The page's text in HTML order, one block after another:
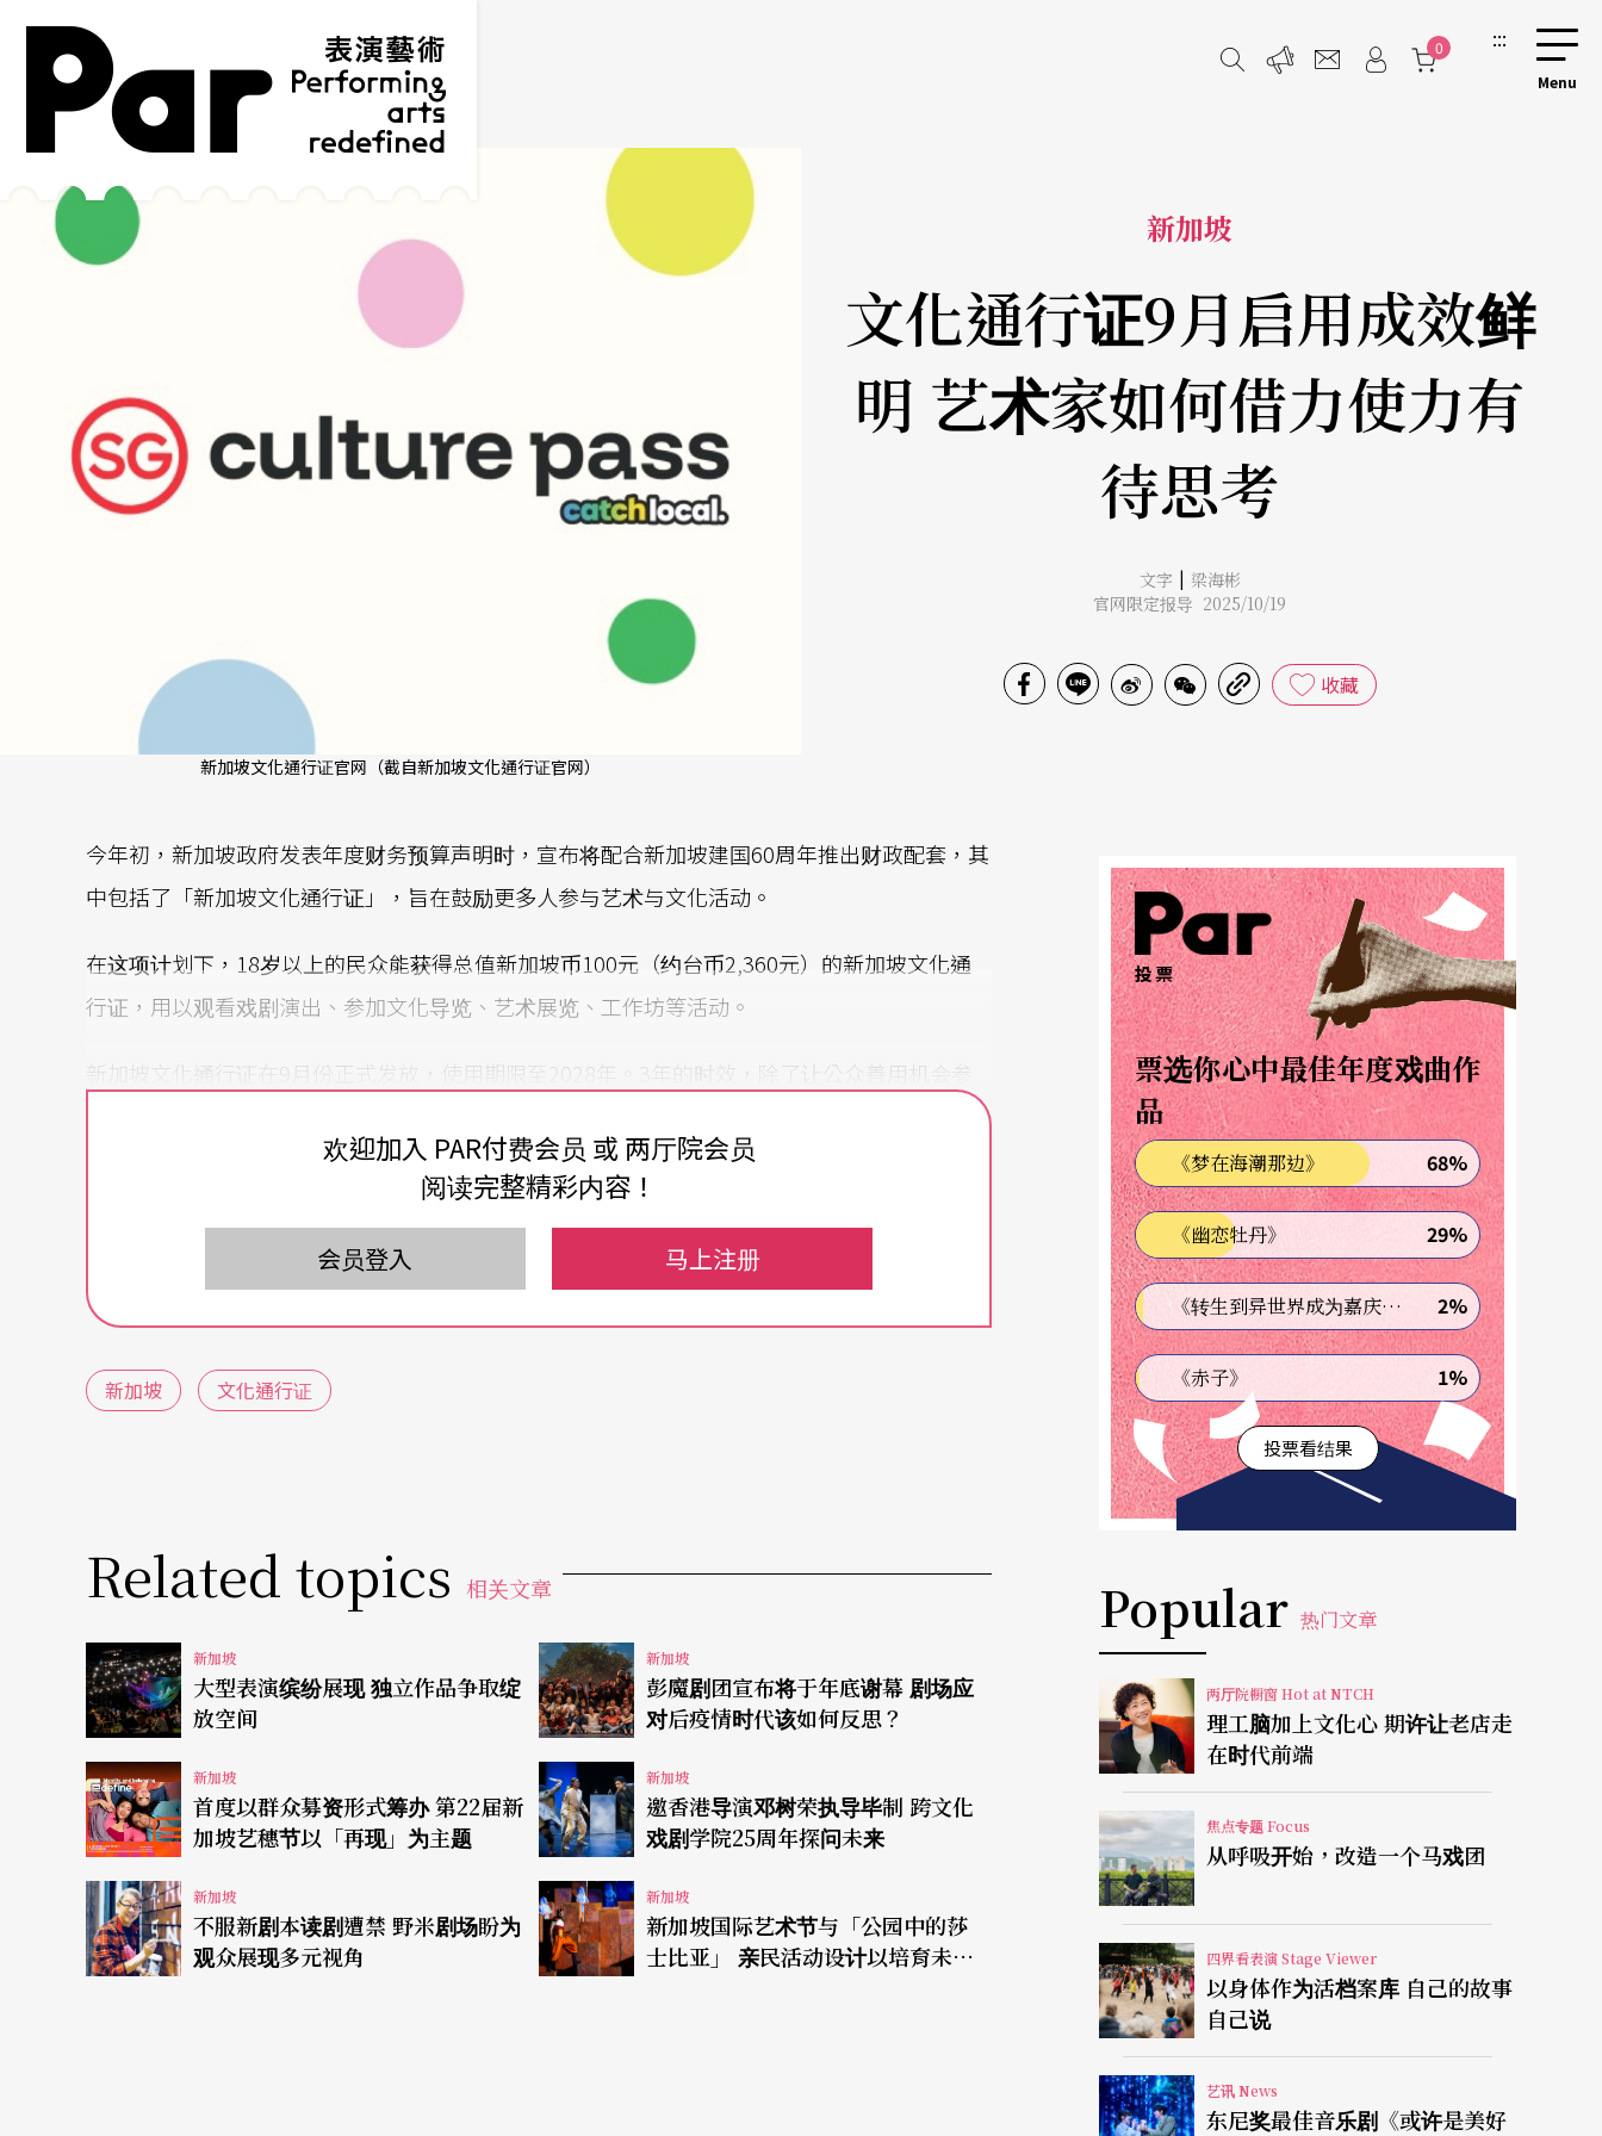
跳到主要内容区块
网站导览
0 :::
新加坡文化通行证官网（截自新加坡文化通行证官网）
新加坡
文化通行证9月启用成效鲜
明 艺术家如何借力使力有
待思考
文字 | 梁海彬
官网限定报导 2025/10/19
收藏
今年初，新加坡政府发表年度财务预算声明时，宣布将配合新加坡建国60周年推出财政配套，其
中包括了「新加坡文化通行证」，旨在鼓励更多人参与艺术与文化活动。
在这项计划下，18岁以上的民众能获得总值新加坡币100元（约台币2,360元）的新加坡文化通
行证，用以观看戏剧演出、参加文化导览、艺术展览、工作坊等活动。
新加坡文化通行证在9月份正式发放，使用期限至2028年。3年的时效，除了让公众善用机会参
欢迎加入 PAR付费会员 或 两厅院会员
阅读完整精彩内容！
会员登入 马上注册
新加坡 文化通行证
Related topics 相关文章
新加坡
大型表演缤纷展现 独立作品争取绽
放空间
新加坡
彭魔剧团宣布将于年底谢幕 剧场应
对后疫情时代该如何反思？
新加坡
首度以群众募资形式筹办 第22届新
加坡艺穗节以「再现」为主题
新加坡
邀香港导演邓树荣执导毕制 跨文化
戏剧学院25周年探问未来
新加坡
不服新剧本读剧遭禁 野米剧场盼为
观众展现多元视角
新加坡
新加坡国际艺术节与「公园中的莎
士比亚」 亲民活动设计以培育未来
投票
票选你心中最佳年度戏曲作
品
《梦在海潮那边》 68%
《幽恋牡丹》 29%
《转生到异世界成为嘉庆君—发现我的祖先是诈骗集团!?》 2%
《赤子》 1%
投票看结果
Popular 热门文章
两厅院橱窗 Hot at NTCH
理工脑加上文化心 期许让老店走
在时代前端
焦点专题 Focus
从呼吸开始，改造一个马戏团
四界看表演 Stage Viewer
以身体作为活档案库 自己的故事
自己说
艺讯 News
东尼奖最佳音乐剧《或许是美好